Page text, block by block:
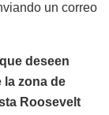
un correo
deseen
la zona de
Roosevelt